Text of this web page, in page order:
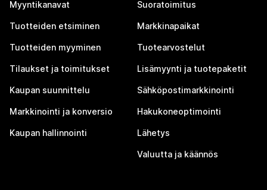
Myyntikanavat
Tuotteiden etsiminen
Tuotteiden myyminen
Tilaukset ja toimitukset
Kaupan suunnittelu
Markkinointi ja konversio
Kaupan hallinnointi
Suoratoimitus
Markkinapaikat
Tuotearvostelut
Lisämyynti ja tuotepaketit
Sähköpostimarkkinointi
Hakukoneoptimointi
Lähetys
Valuutta ja käännös